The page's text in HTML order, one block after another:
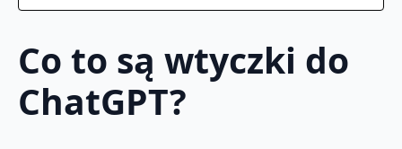
Co to są wtyczki do
ChatGPT?